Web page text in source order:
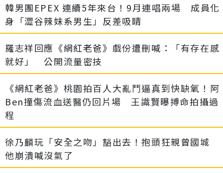
韓男團EPEX 連續5年來台！9月連唱兩場 成員化
身「澀谷辣妹系男生」反差吸睛
羅志祥回應《網紅老爸》戲份遭刪喊：「有存在感
就好」 公開流量密技
《網紅老爸》桃園拍百人大亂鬥逼真到快缺氧！阿
Ben撞傷流血送醫仍回片場 王識賢曝搏命拍攝過
程
徐乃麟玩「安全之吻」豁出去！抱頭狂親曾國城
他崩潰喊沒氣了